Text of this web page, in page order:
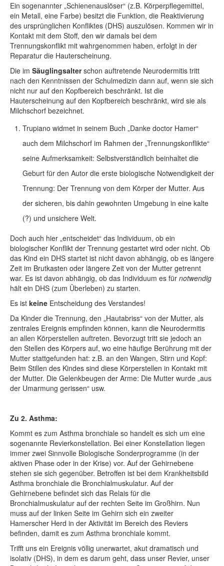
Ein sogenannter „Schienenauslöser“ (z.B. Körperpflegemittel,
ein Metall, eine Farbe) besitzt die Funktion, die Reaktivierung
des ursprünglichen Konfliktes (DHS) auszulösen. Kommen wir in
Kontakt mit dem Stoff, den wir damals bei dem
Trennungskonflikt mit wahrgenommen haben, erfolgt in der
Reparatur die Hauterscheinung.
Die im Säuglingsalterschon auftretende Neurodermitis tritt
nach den Kenntnissen der Schulmedizin dann auf, wenn sie sich
nicht nur auf den Kopfbereich beschränkt. Ist die
Hauterscheinung auf den Kopfbereich beschränkt, wird sie als
Milchschorf bezeichnet.
Trupiano widmet in seinem Buch „Danke doctor Hamer“
auch dem Milchschorf im Rahmen der „Trennungskonflikte“
seine Aufmerksamkeit: Selbstverständlich beinhaltet die
Geburt für den Autor die erste biologische Notwendigkeit der
Trennung: Der Trennung von dem Körper der Mutter. Aus
der sicheren, bis dahin gewohnten Umgebung in eine kalte
(?) und unsichere Welt.
Doch auch hier „entscheidet“ das Individuum, ob ein
biologischer Konflikt der Trennung gestartet wird oder nicht. Ob
das Kind ein DHS startet ist nicht davon abhängig, ob es längere
Zeit im Brutkasten oder längere Zeit von der Mutter getrennt
war. Es ist davon abhängig, ob das Individuum es für notwendig
hält ein DHS (zum Überleben) zu starten.
Es ist keine Entscheidung des Verstandes!
Da Kinder die Trennung, den „Hautabriss“ von der Mutter, als
zentrales Ereignis empfinden können, kann die Neurodermitis
an allen Körperstellen auftreten. Bevorzugt tritt sie jedoch an
den Stellen des Körpers auf, wo eine häufige Berührung mit der
Mutter stattgefunden hat: z.B. an den Wangen, Stirn und Kopf:
Beim Stillen des Kindes sind diese Körperstellen in Kontakt mit
der Mutter. Die Gelenkbeugen der Arme: Die Mutter wurde „aus
der Umarmung gerissen“ usw.
Zu 2. Asthma:
Kommt es zum Asthma bronchiale so handelt es sich um eine
sogenannte Revierkonstellation. Bei einer Konstellation liegen
immer zwei Sinnvolle Biologische Sonderprogramme (in der
aktiven Phase oder in der Krise) vor. Auf der Gehirnebene
stehen sie sich gegenüber. Betroffen ist bei dem Krankheitsbild
Asthma bronchiale die Bronchialmuskulatur. Auf der
Gehirnebene befindet sich das Relais für die
Bronchialmuskulatur auf der rechten Seite im Großhirn. Nun
muss auf der linken Seite im Gehirn sich ein zweiter
Hamerscher Herd in der Aktivität im Bereich des Reviers
befinden, damit es zum Asthma bronchiale kommt.
Trifft uns ein Ereignis völlig unerwartet, akut dramatisch und
isolativ (DHS), in dem es darum geht, dass unser Revier, unser